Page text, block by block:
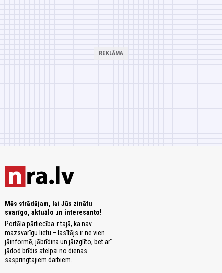
Mēs strādājam, lai Jūs zinātu
svarīgo, aktuālo un interesanto!
Portāla pārliecība ir tajā, ka nav
mazsvarīgu lietu – lasītājs ir ne vien
jāinformē, jābrīdina un jāizglīto, bet arī
jādod brīdis atelpai no dienas
saspringtajiem darbiem.